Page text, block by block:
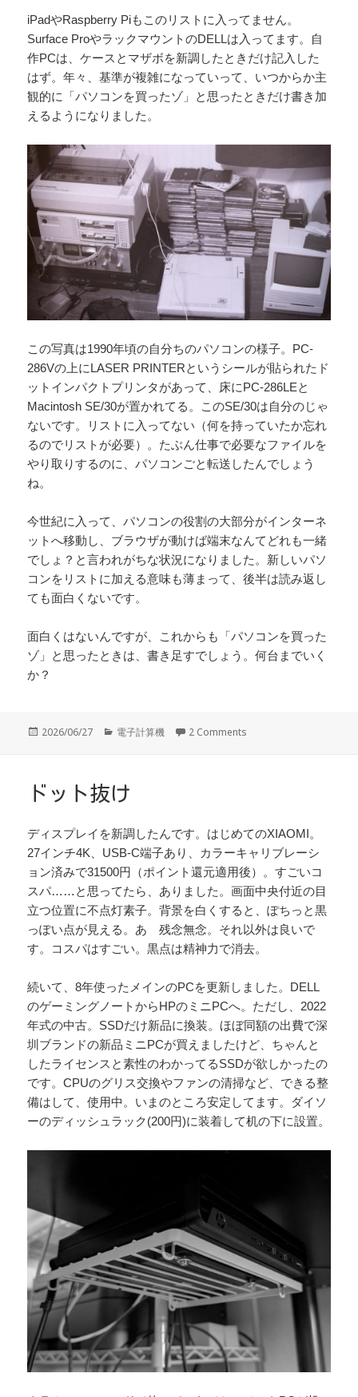
iPadやRaspberry Piもこのリストに入ってません。
Surface ProやラックマウントのDELLは入ってます。自
作PCは、ケースとマザボを新調したときだけ記入した
はず。年々、基準が複雑になっていって、いつからか主
観的に「パソコンを買ったゾ」と思ったときだけ書き加
えるようになりました。
この写真は1990年頃の自分ちのパソコンの様子。PC-
286Vの上にLASER PRINTERというシールが貼られたド
ットインパクトプリンタがあって、床にPC-286LEと
Macintosh SE/30が置かれてる。このSE/30は自分のじゃ
ないです。リストに入ってない（何を持っていたか忘れ
るのでリストが必要）。たぶん仕事で必要なファイルを
やり取りするのに、パソコンごと転送したんでしょう
ね。
今世紀に入って、パソコンの役割の大部分がインターネ
ットへ移動し、ブラウザが動けば端末なんてどれも一緒
でしょ？と言われがちな状況になりました。新しいパソ
コンをリストに加える意味も薄まって、後半は読み返し
ても面白くないです。
面白くはないんですが、これからも「パソコンを買った
ゾ」と思ったときは、書き足すでしょう。何台までいく
か？
投
2026/06/27
カ
ー
電子計算機 2 Comments
ドット抜け
ディスプレイを新調したんです。はじめてのXIAOMI。
27インチ4K、USB-C端子あり、カラーキャリブレーシ
ョン済みで31500円（ポイント還元適用後）。すごいコ
スパ……と思ってたら、ありました。画面中央付近の目
立つ位置に不点灯素子。背景を白くすると、ぽちっと黒
っぽい点が見える。あゝ残念無念。それ以外は良いで
す。コスパはすごい。黒点は精神力で消去。
続いて、8年使ったメインのPCを更新しました。DELL
のゲーミングノートからHPのミニPCへ。ただし、2022
年式の中古。SSDだけ新品に換装。ほぼ同額の出費で深
圳ブランドの新品ミニPCが買えましたけど、ちゃんと
したライセンスと素性のわかってるSSDが欲しかったの
です。CPUのグリス交換やファンの清掃など、できる整
備はして、使用中。いまのところ安定してます。ダイソ
ーのディッシュラック(200円)に装着して机の下に設置。